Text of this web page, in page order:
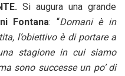
Si augura una grande
Fontana: “Domani è in
l’obiettivo è di portare a
stagione in cui siamo
sono successe un po’ di